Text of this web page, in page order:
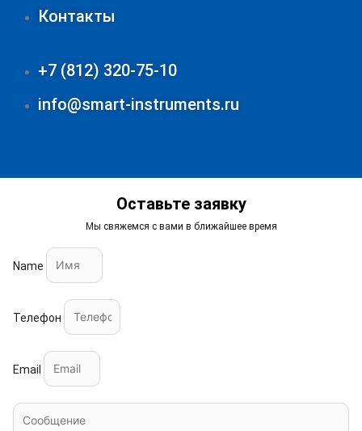
Контакты
+7 (812) 320-75-10
info@smart-instruments.ru
Оставьте заявку
Мы свяжемся с вами в ближайшее время
Name
Телефон
Email